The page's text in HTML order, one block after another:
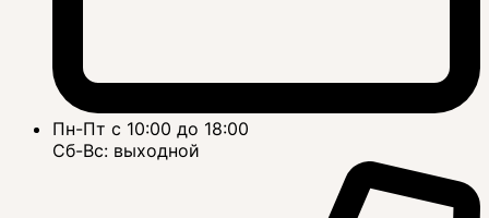
Пн-Пт с 10:00 до 18:00
Сб-Вс: выходной